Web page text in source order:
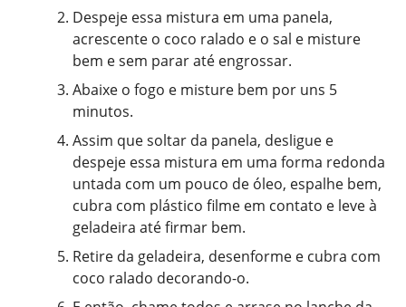
Despeje essa mistura em uma panela,
acrescente o coco ralado e o sal e misture
bem e sem parar até engrossar.
Abaixe o fogo e misture bem por uns 5
minutos.
Assim que soltar da panela, desligue e
despeje essa mistura em uma forma redonda
untada com um pouco de óleo, espalhe bem,
cubra com plástico filme em contato e leve à
geladeira até firmar bem.
Retire da geladeira, desenforme e cubra com
coco ralado decorando-o.